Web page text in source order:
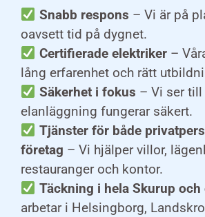
Snabb respons – Vi är på
oavsett tid på dygnet.
Certifierade elektriker–
lång erfarenhet och rätt
Säkerhet i fokus – Vi ser
elanläggning fungerar säkert.
Tjänster för både
företag – Vi hjälper villor,
restauranger och kontor.
Täckning i hela Skurup och
arbetar i Helsingborg,